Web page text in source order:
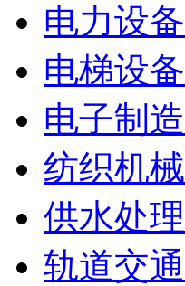
电力设备
电梯设备
电子制造
纺织机械
供水处理
轨道交通